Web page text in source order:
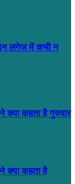
लगेज में कभी न
कहता है गुरुवार
क्या कहता है